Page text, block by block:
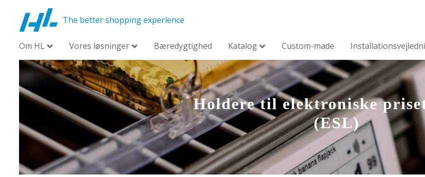
The better shopping experience
Om HL Vores løsninger Bæredygtighed Katalog Custom-made
Holdere til elektroniske
(ESL)